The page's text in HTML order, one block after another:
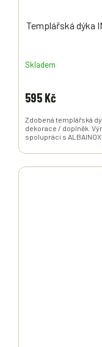
Templářská dýka
Skladem
595 Kč
Zdobená templářská
dekorace / doplněk.
spolupráci s ALBAINOX.